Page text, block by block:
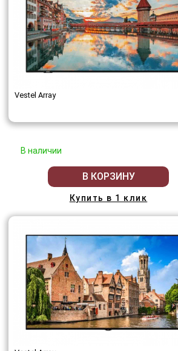
Vestel Array
В наличии
В КОРЗИНУ
Купить в 1 клик